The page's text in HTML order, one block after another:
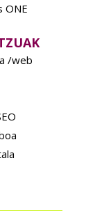
ONE
/web